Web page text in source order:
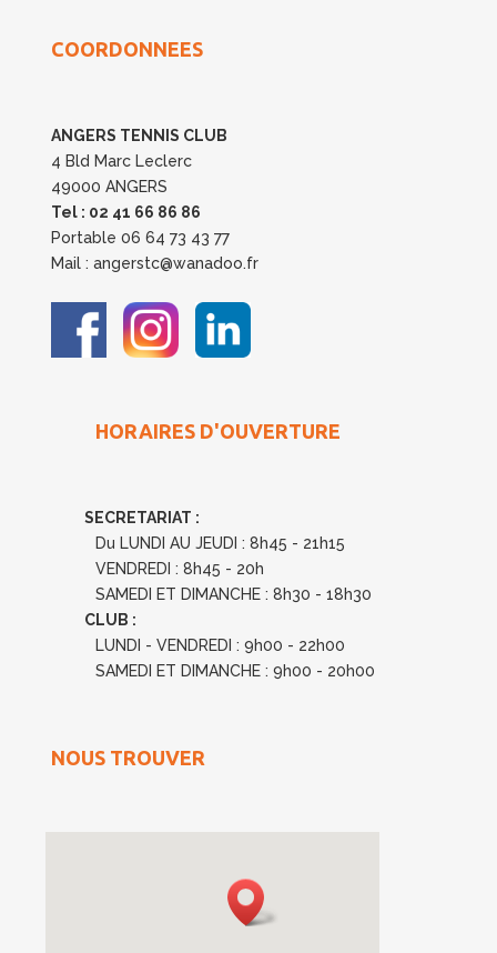
COORDONNEES
ANGERS TENNIS CLUB
4 Bld Marc Leclerc
49000 ANGERS
Tel : 02 41 66 86 86
Portable 06 64 73 43 77
Mail : angerstc@wanadoo.fr
HORAIRES D'OUVERTURE
SECRETARIAT :
Du LUNDI AU JEUDI : 8h45 - 21h15
VENDREDI : 8h45 - 20h
SAMEDI ET DIMANCHE : 8h30 - 18h30
CLUB :
LUNDI - VENDREDI : 9h00 - 22h00
SAMEDI ET DIMANCHE : 9h00 - 20h00
NOUS TROUVER